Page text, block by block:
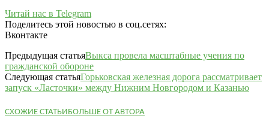
Читай нас в Telegram
Поделитесь этой новостью в соц.сетях:
Вконтакте
Предыдущая статьяВыкса провела масштабные учения по
гражданской обороне
Следующая статьяГорьковская железная дорога рассматривает
запуск «Ласточки» между Нижним Новгородом и Казанью
СХОЖИЕ СТАТЬИ БОЛЬШЕ ОТ АВТОРА